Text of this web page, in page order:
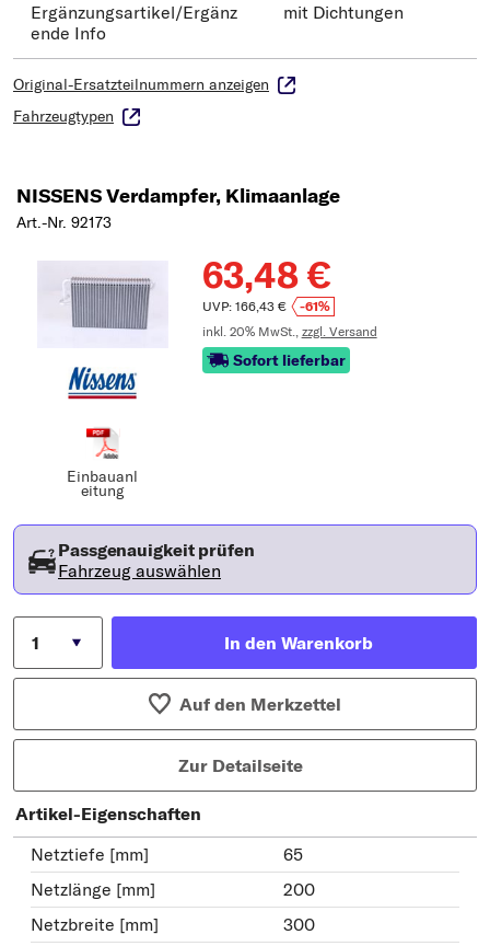
Ergänzungsartikel/Ergänz
ende Info
mit Dichtungen
Original-Ersatzteilnummern anzeigen
Fahrzeugtypen
NISSENS Verdampfer, Klimaanlage
Art.-Nr. 92173
Einbauanl
eitung
63,48 €
UVP: 166,43 €
-61%
inkl. 20% MwSt., zzgl. Versand
Sofort lieferbar
Passgenauigkeit prüfen
Fahrzeug auswählen
In den Warenkorb
Auf den Merkzettel
Zur Detailseite
Artikel-Eigenschaften
Netztiefe [mm]
65
Netzlänge [mm]
200
Netzbreite [mm]
300